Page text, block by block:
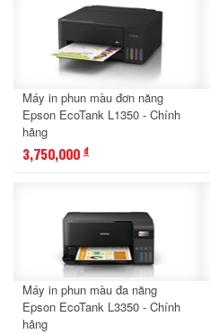
Máy in phun màu đơn năng
Epson EcoTank L1350 - Chính
hãng
3,750,000 đ
Máy in phun màu đa năng
Epson EcoTank L3350 - Chính
hãng